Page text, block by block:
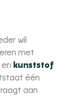
wil
met
en kunststof
één
aan